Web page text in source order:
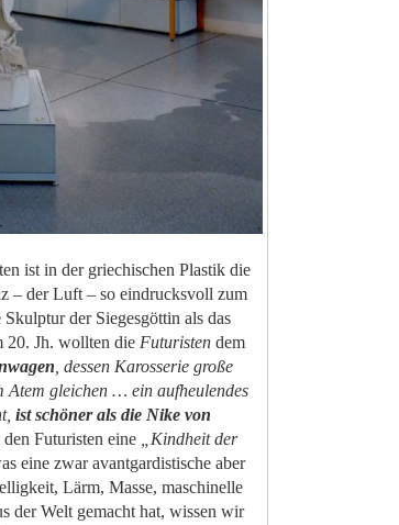
ist in der griechischen Plastik die
– der Luft – so eindrucksvoll zum
der Siegesgöttin als das
Jh. wollten die Futuristendem
, dessen Karosserie große
Atem gleichen … ein aufheulendes
ist schöner als die Nike von
Futuristen eine
„Kindheit der
eine zwar avantgardistische aber
Lärm, Masse, maschinelle
der Welt gemacht hat, wissen wir